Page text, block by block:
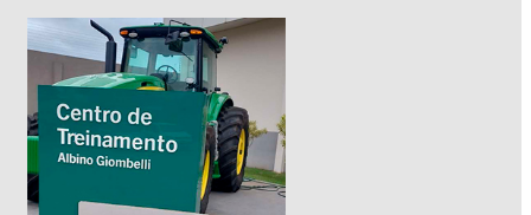
Umuarama - PR
Em Umuarama, Centro de Treinamento Albino Giombelli,
em homenagem ao fundador da M.A. e também a família
Giombelli como um todo.